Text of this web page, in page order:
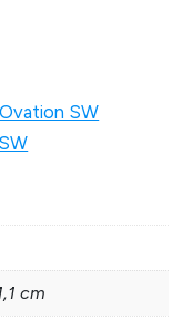
SW
cm